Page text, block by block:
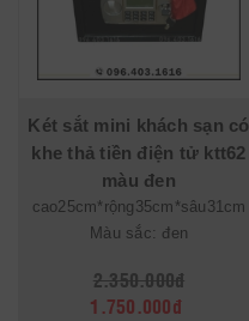
Két sắt mini khách sạn có
khe thả tiền điện tử ktt62
màu đen
cao25cm*rộng35cm*sâu31cm
Màu sắc: đen
2.350.000đ
1.750.000đ